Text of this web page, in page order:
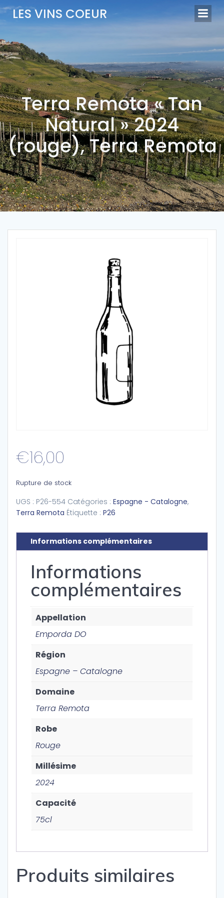
Aller
au
contenu
LES VINS COEUR
Terra Remota « Tan
Natural » 2024
(rouge), Terra Remota
€16,00
Rupture de stock
UGS : P26-554 Catégories : Espagne - Catalogne,
Terra Remota Étiquette : P26
Informations complémentaires
Informations
complémentaires
Appellation
Emporda DO
Région
Espagne – Catalogne
Domaine
Terra Remota
Robe
Rouge
Millésime
2024
Capacité
75cl
Produits similaires